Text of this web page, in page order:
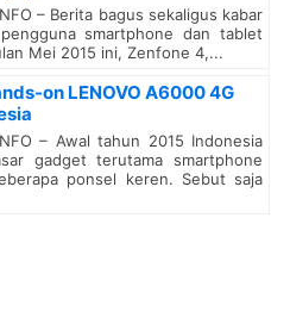
– Berita bagus sekaligus kabar
smartphone dan tablet
Mei 2015 ini, Zenfone 4,...
on LENOVO A6000 4G
– Awal tahun 2015 Indonesia
gadget terutama smartphone
ponsel keren. Sebut saja